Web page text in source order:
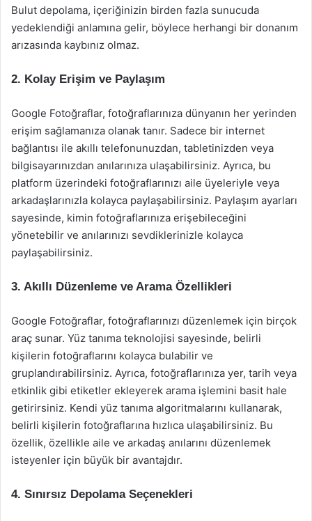
Bulut depolama, içeriğinizin birden fazla sunucuda
yedeklendiği anlamına gelir, böylece herhangi bir donanım
arızasında kaybınız olmaz.
2. Kolay Erişim ve Paylaşım
Google Fotoğraflar, fotoğraflarınıza dünyanın her yerinden
erişim sağlamanıza olanak tanır. Sadece bir internet
bağlantısı ile akıllı telefonunuzdan, tabletinizden veya
bilgisayarınızdan anılarınıza ulaşabilirsiniz. Ayrıca, bu
platform üzerindeki fotoğraflarınızı aile üyeleriyle veya
arkadaşlarınızla kolayca paylaşabilirsiniz. Paylaşım ayarları
sayesinde, kimin fotoğraflarınıza erişebileceğini
yönetebilir ve anılarınızı sevdiklerinizle kolayca
paylaşabilirsiniz.
3. Akıllı Düzenleme ve Arama Özellikleri
Google Fotoğraflar, fotoğraflarınızı düzenlemek için birçok
araç sunar. Yüz tanıma teknolojisi sayesinde, belirli
kişilerin fotoğraflarını kolayca bulabilir ve
gruplandırabilirsiniz. Ayrıca, fotoğraflarınıza yer, tarih veya
etkinlik gibi etiketler ekleyerek arama işlemini basit hale
getirirsiniz. Kendi yüz tanıma algoritmalarını kullanarak,
belirli kişilerin fotoğraflarına hızlıca ulaşabilirsiniz. Bu
özellik, özellikle aile ve arkadaş anılarını düzenlemek
isteyenler için büyük bir avantajdır.
4. Sınırsız Depolama Seçenekleri